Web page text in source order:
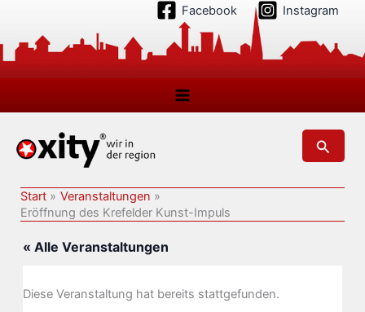
springen
Facebook Instagram
Suchen
Start
Veranstaltungen
Eröffnung des Krefelder Kunst-Impuls
« Alle Veranstaltungen
Diese Veranstaltung hat bereits stattgefunden.